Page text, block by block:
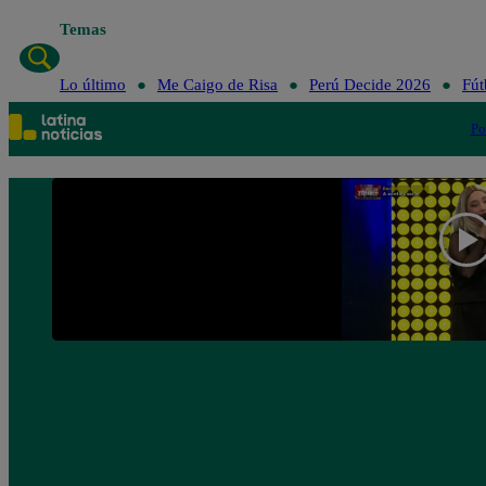
Temas
Lo último Me Caigo de Risa Perú Decide 2026